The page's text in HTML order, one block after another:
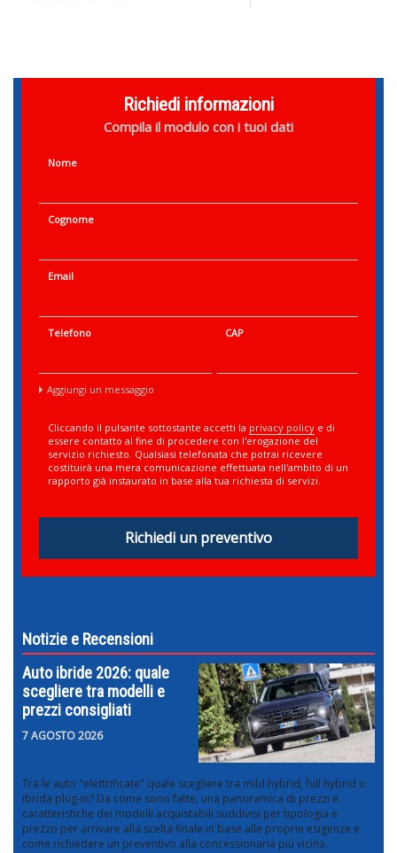
Richiedi informazioni
Compila il modulo con i tuoi dati
Nome
Cognome
Email
Telefono CAP
Aggiungi un messaggio
Cliccando il pulsante sottostante accetti la privacy policy e di
essere contatto al fine di procedere con l'erogazione del
servizio richiesto. Qualsiasi telefonata che potrai ricevere
costituirà una mera comunicazione effettuata nell'ambito di un
rapporto già instaurato in base alla tua richiesta di servizi.
Richiedi un preventivo
Notizie e Recensioni
Auto ibride 2026: quale
scegliere tra modelli e
prezzi consigliati
7 AGOSTO 2026
Tra le auto "elettrificate" quale scegliere tra mild hybrid, full hybrid o
ibrida plug-in? Da come sono fatte, una panoramica di prezzi e
caratteristiche dei modelli acquistabili suddivisi per tipologia e
prezzo per arrivare alla scelta finale in base alle proprie esigenze e
come richiedere un preventivo alla concessionaria più vicina.